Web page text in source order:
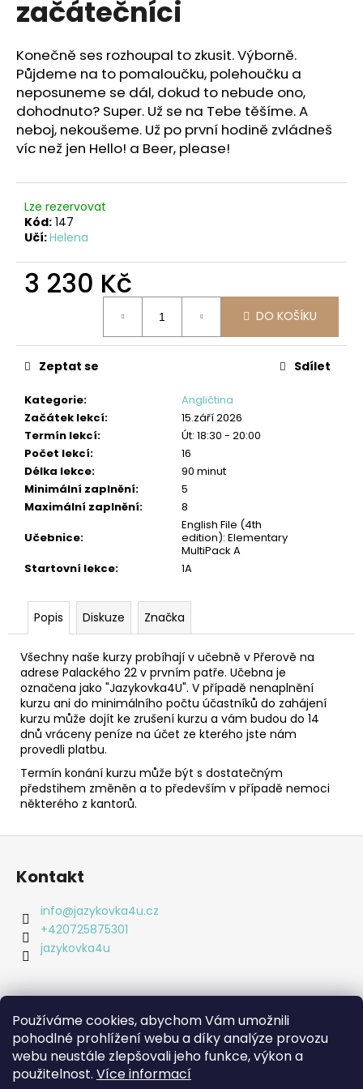
Používáme cookies, abychom Vám umožnili
pohodlné prohlížení webu a díky analýze provozu
webu neustále zlepšovali jeho funkce, výkon a
použitelnost. Více informací
začátečníci
Konečně ses rozhoupal to zkusit. Výborně.
Půjdeme na to pomaloučku, polehoučku a
neposuneme se dál, dokud to nebude ono,
dohodnuto? Super. Už se na Tebe těšíme. A
neboj, nekoušeme. Už po první hodině zvládneš
víc než jen Hello! a Beer, please!
Lze rezervovat
Kód: 147
Učí:Helena
3 230 Kč
DO KOŠÍKU
Kategorie:
Angličtina
Začátek lekcí:
15.září 2026
Termín lekcí:
Út: 18:30 - 20:00
Počet lekcí:
16
Délka lekce:
90 minut
Minimální zaplnění:
5
Maximální zaplnění:
8
Učebnice:
English File (4th
edition): Elementary
MultiPack A
Startovní lekce: 1A
Zeptat se Sdílet
Popis Diskuze Značka
Všechny naše kurzy probíhají v učebně v Přerově na
adrese Palackého 22 v prvním patře. Učebna je
označena jako "Jazykovka4U". V případě nenaplnění
kurzu ani do minimálního počtu účastníků do zahájení
kurzu může dojít ke zrušení kurzu a vám budou do 14
dnů vráceny peníze na účet ze kterého jste nám
provedli platbu.
Termín konání kurzu může být s dostatečným
předstihem změněn a to především v případě nemoci
některého z kantorů.
a
í
t
?
HLEDAT
D
o
p
u
č
e
m
e
ANGLIČTINA:
STŘEDNĚ
POKROČILÍ
230
Z
Kontakt
info@jazykovka4u.cz
+420725875301
jazykovka4u
Informace pro vás
Obchodní podmínky
Podmínky ochrany osobních údajů